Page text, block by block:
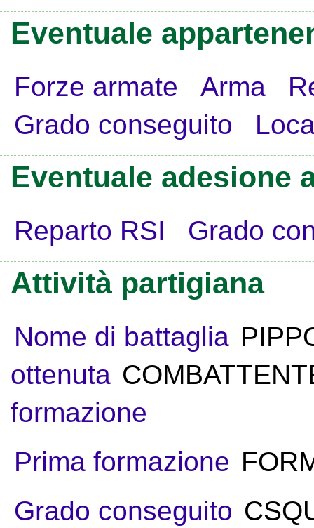
Eventuale
Forze armate Arma
Grado conseguito
Eventuale adesione
Reparto RSI Grado
Attività partigiana
Nome di battaglia
ottenuta
formazione
Prima formazione
Grado conseguito